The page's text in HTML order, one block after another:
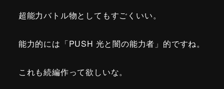
超能力バトル物としてもすごくいい。
能力的には「PUSH 光と闇の能力者」的ですね。
これも続編作って欲しいな。